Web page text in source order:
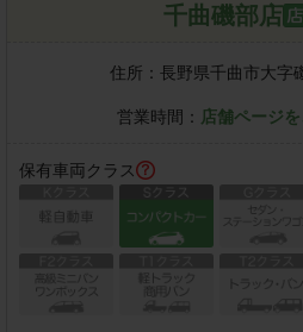
千曲磯部店
住所： 長野県千曲市大字
営業時間： 店舗ページ
保有車両クラス